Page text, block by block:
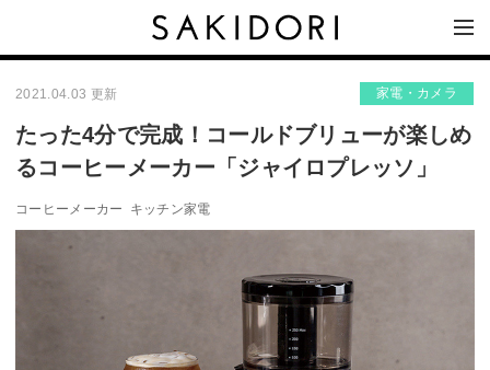
2021.04.03 更新 家電・カメラ
たった4分で完成！コールドブリューが楽しめ
るコーヒーメーカー「ジャイロプレッソ」
コーヒーメーカー キッチン家電